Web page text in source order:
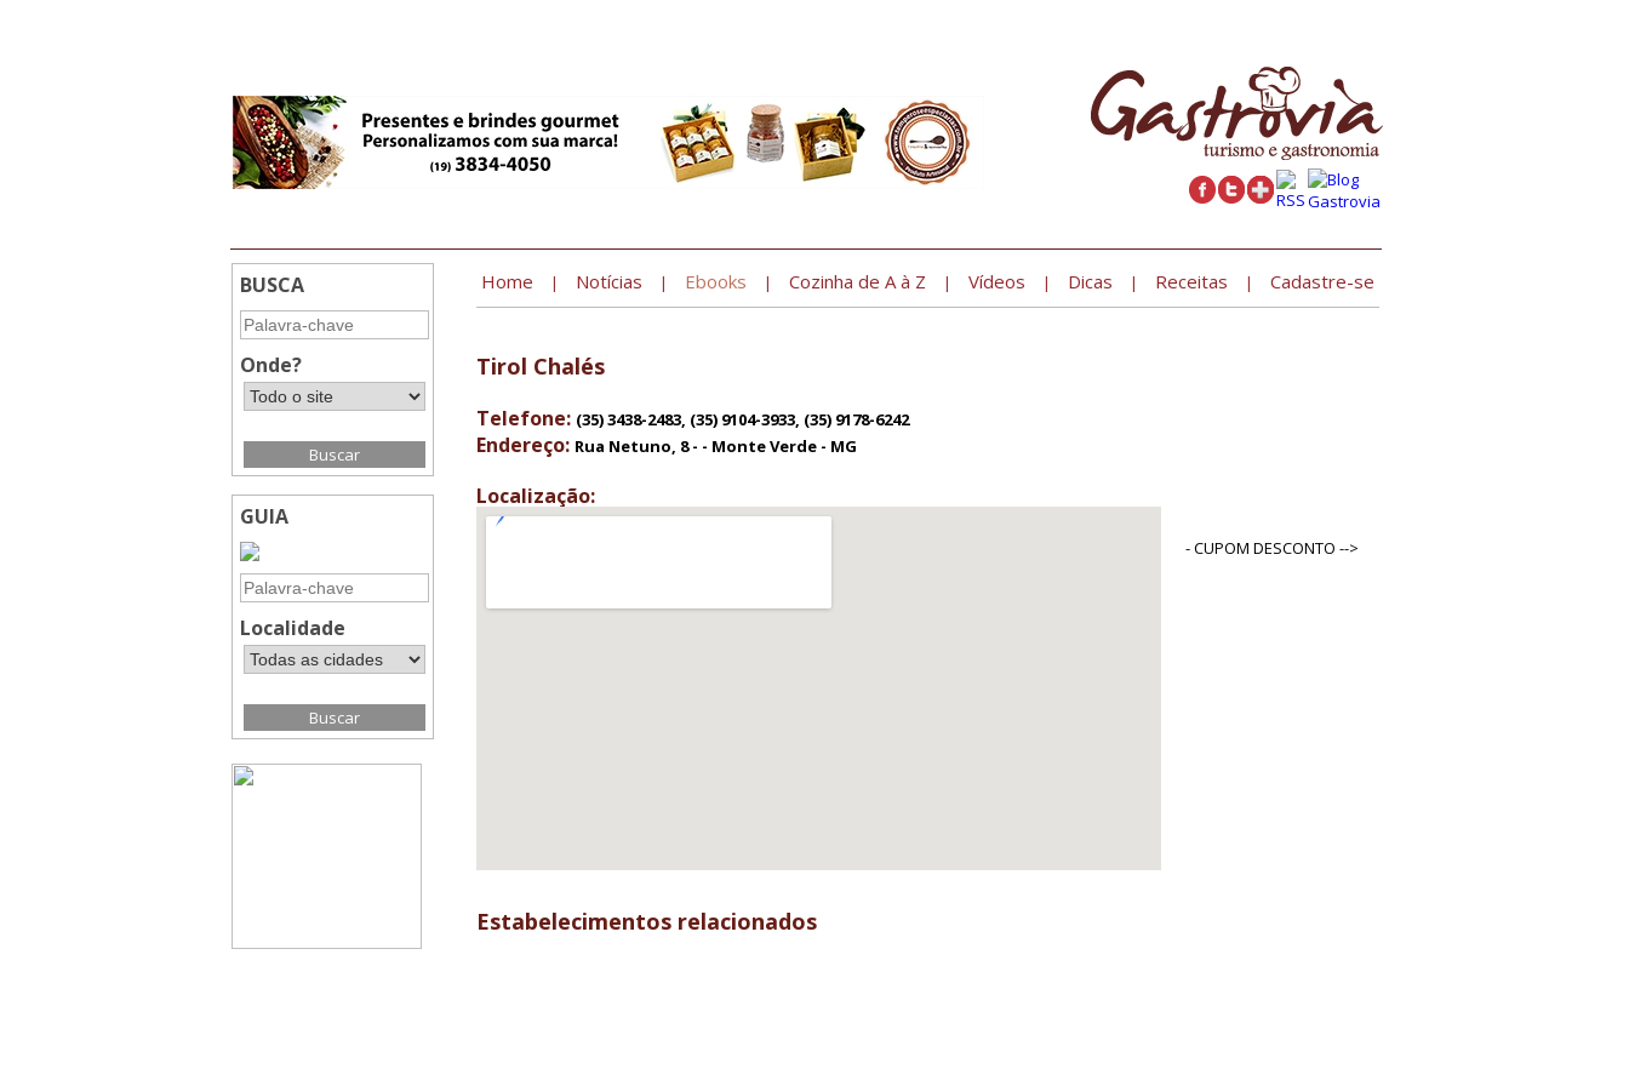
BUSCA
Onde?
GUIA
Localidade
Home | Notícias | Ebooks | Cozinha de A à Z | Vídeos | Dicas | Receitas | Cadastre-se
Tirol Chalés
Telefone: (35) 3438-2483, (35) 9104-3933, (35) 9178-6242
Endereço: Rua Netuno, 8 - - Monte Verde - MG
Localização:
Estabelecimentos relacionados
- CUPOM DESCONTO -->